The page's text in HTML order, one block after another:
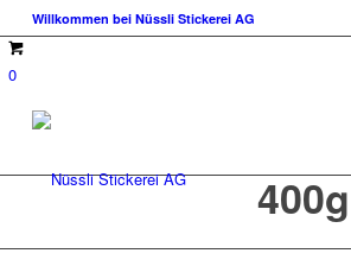
Willkommen bei Nüssli Stickerei AG
0
400g